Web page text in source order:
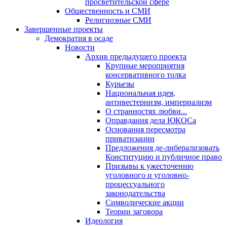
просветительской сфере
Общественность и СМИ
Религиозные СМИ
Завершенные проекты
Демократия в осаде
Новости
Архив предыдущего проекта
Крупные мероприятия
консервативного толка
Курьезы
Национальная идея,
антивестернизм, империализм
О странностях любви...
Оправдания дела ЮКОСа
Основания пересмотра
приватизации
Предложения де-либерализовать
Конституцию и публичное право
Призывы к ужесточению
уголовного и уголовно-
процессуального
законодательства
Символические акции
Теории заговора
Идеология